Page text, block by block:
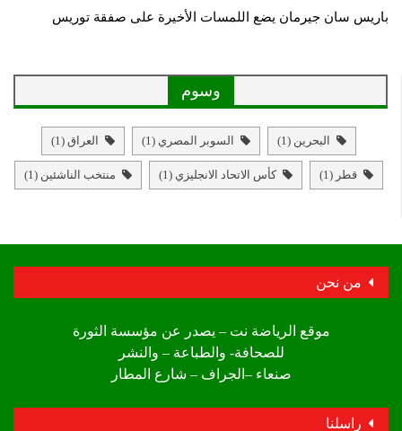
باريس سان جيرمان يضع اللمسات الأخيرة على صفقة توريس
وسوم
البحرين (1) السوبر المصري (1) العراق (1)
قطر (1) كأس الاتحاد الانجليزي (1) منتخب الناشئين (1)
من نحن
موقع الرياضة نت – يصدر عن مؤسسة الثورة
للصحافة- والطباعة – والنشر
صنعاء –الجراف – شارع المطار
راسلنا